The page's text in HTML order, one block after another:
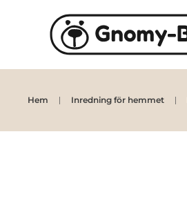
Skip to main content
Hem Inredning för hemmet